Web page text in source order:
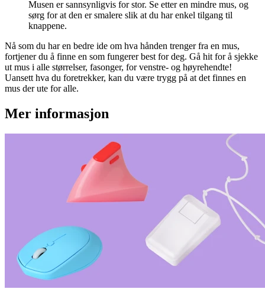
Musen er sannsynligvis for stor. Se etter en mindre mus, og
sørg for at den er smalere slik at du har enkel tilgang til
knappene.
Nå som du har en bedre ide om hva hånden trenger fra en mus,
fortjener du å finne en som fungerer best for deg. Gå hit for å sjekke
ut mus i alle størrelser, fasonger, for venstre- og høyrehendte!
Uansett hva du foretrekker, kan du være trygg på at det finnes en
mus der ute for alle.
Mer informasjon